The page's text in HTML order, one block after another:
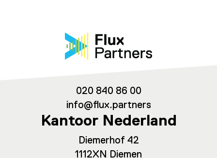
020 840 86 00
info@flux.partners
Kantoor Nederland
Diemerhof 42
1112XN Diemen